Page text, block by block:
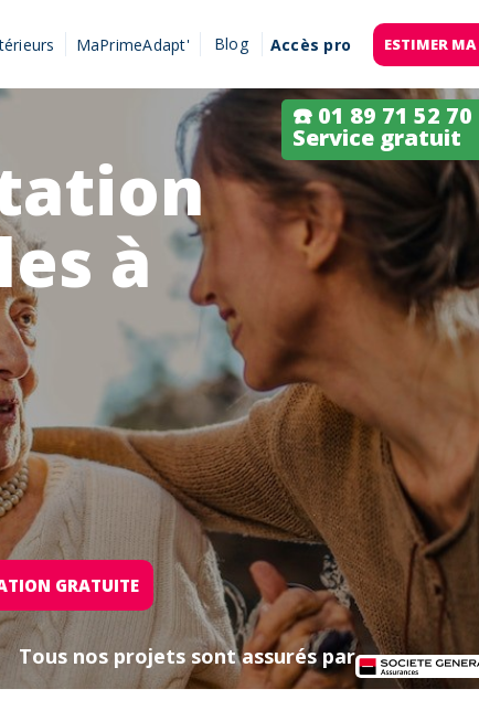
MaPrimeAdapt' Blog Accès pro ESTIMER
☎️ 01 89 71 52 70
Service gratuit
à
GRATUITE
Tous nos projets sont assurés par